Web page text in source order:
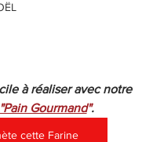
à réaliser avec notre
Gourmand".
cette Farine